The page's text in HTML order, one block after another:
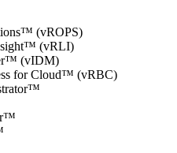
(vROPS)
(vRLI)
(vIDM)
for Cloud™ (vRBC)